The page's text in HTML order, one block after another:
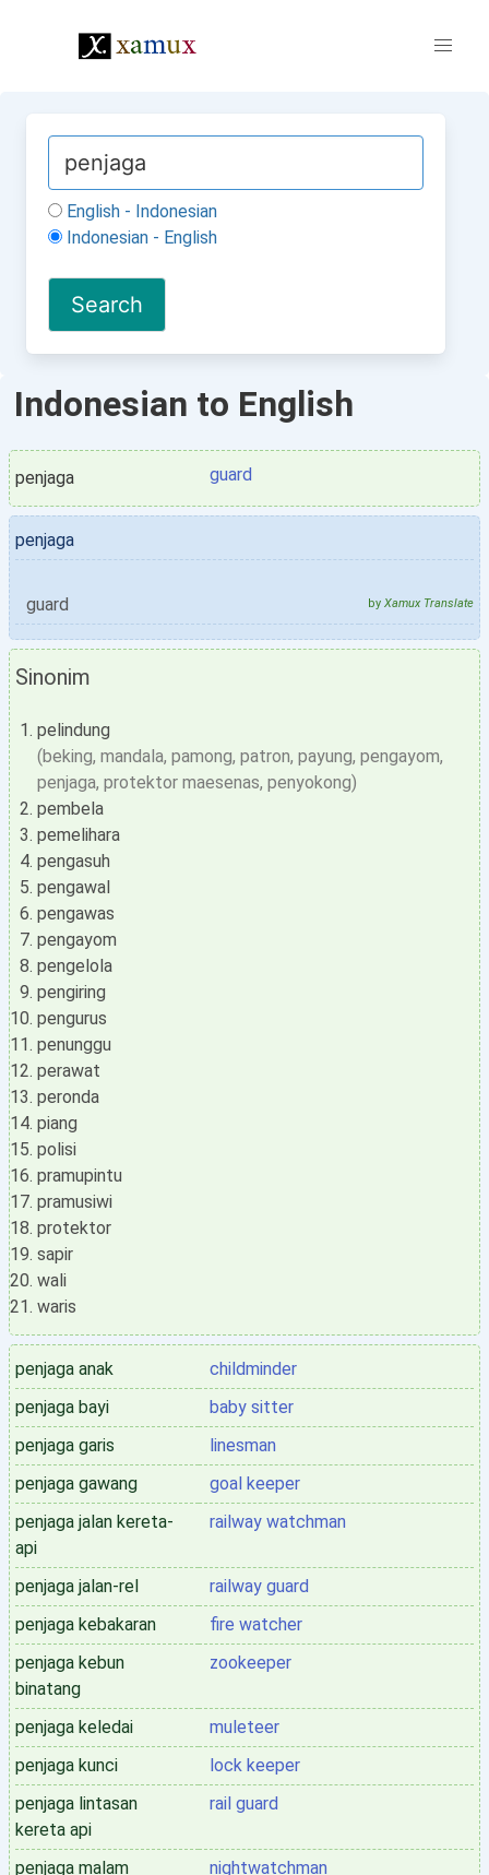
English - Indonesian
Indonesian - English
Indonesian to English
penjaga guard
penjaga
guard by Xamux Translate
Sinonim
pelindung
(beking, mandala, pamong, patron, payung, pengayom,
penjaga, protektor maesenas, penyokong)
pembela
pemelihara
pengasuh
pengawal
pengawas
pengayom
pengelola
pengiring
pengurus
penunggu
perawat
peronda
piang
polisi
pramupintu
pramusiwi
protektor
sapir
wali
waris
penjaga anak
childminder
penjaga bayi
baby sitter
penjaga garis
linesman
penjaga gawang
goal keeper
penjaga jalan kereta-
api
railway watchman
penjaga jalan-rel
railway guard
penjaga kebakaran
fire watcher
penjaga kebun
binatang
zookeeper
penjaga keledai
muleteer
penjaga kunci
lock keeper
penjaga lintasan
kereta api
rail guard
penjaga malam
nightwatchman